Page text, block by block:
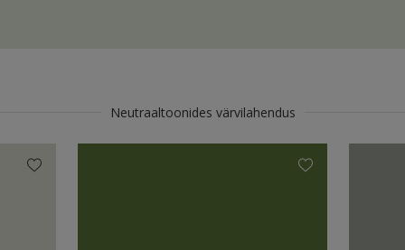
Neutraaltoonides värvilahendus